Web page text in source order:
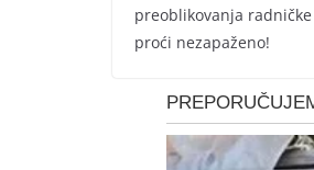
preoblikovanja
proći nezapaženo!